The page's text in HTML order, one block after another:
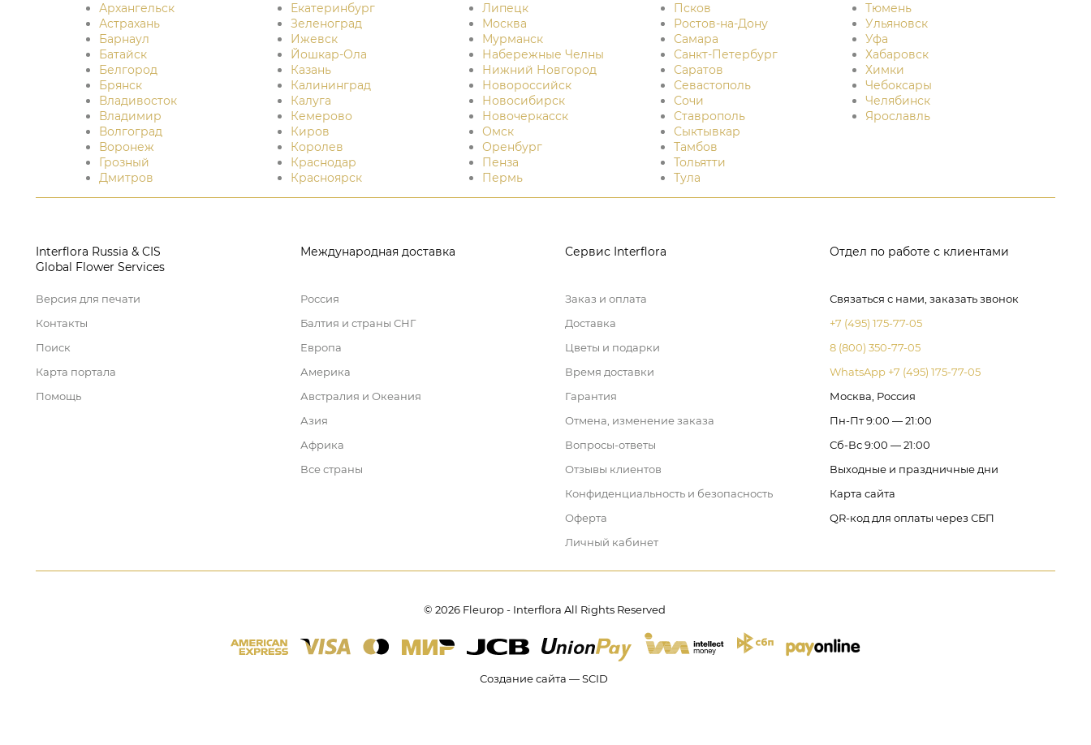
Архангельск
Астрахань
Барнаул
Батайск
Белгород
Брянск
Владивосток
Владимир
Волгоград
Воронеж
Грозный
Дмитров
Екатеринбург
Зеленоград
Ижевск
Йошкар-Ола
Казань
Калининград
Калуга
Кемерово
Киров
Королев
Краснодар
Красноярск
Липецк
Москва
Мурманск
Набережные Челны
Нижний Новгород
Новороссийск
Новосибирск
Новочеркасск
Омск
Оренбург
Пенза
Пермь
Псков
Ростов-на-Дону
Самара
Санкт-Петербург
Саратов
Севастополь
Сочи
Ставрополь
Сыктывкар
Тамбов
Тольятти
Тула
Тюмень
Ульяновск
Уфа
Хабаровск
Химки
Чебоксары
Челябинск
Ярославль
Interflora Russia & CIS
Global Flower Services
Версия для печати
Контакты
Поиск
Карта портала
Помощь
Международная доставка
Россия
Балтия и страны СНГ
Европа
Америка
Австралия и Океания
Азия
Африка
Все страны
Сервис Interflora
Заказ и оплата
Доставка
Цветы и подарки
Время доставки
Гарантия
Отмена, изменение заказа
Вопросы-ответы
Отзывы клиентов
Конфиденциальность и безопасность
Оферта
Личный кабинет
Отдел по работе с клиентами
Связаться с нами, заказать звонок
+7 (495) 175-77-05
8 (800) 350-77-05
WhatsApp +7 (495) 175-77-05
Москва, Россия
Пн-Пт 9:00 — 21:00
Сб-Вс 9:00 — 21:00
Выходные и праздничные дни
Карта сайта
QR-код для оплаты через СБП
© 2026 Fleurop - Interflora All Rights Reserved
Создание сайта — SCID